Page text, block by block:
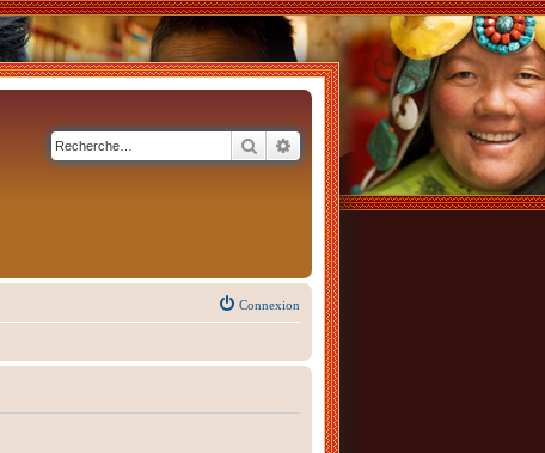
RechercherRecherche avancée
Connexion